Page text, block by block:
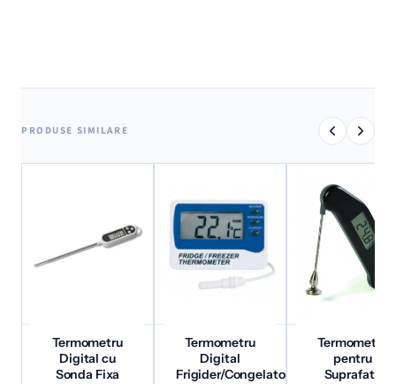
PRODUSE SIMILARE
Termometru
Digital cu
Sonda Fixa
Termometru
Digital
Frigider/Congelator
Termometru
pentru
Suprafata